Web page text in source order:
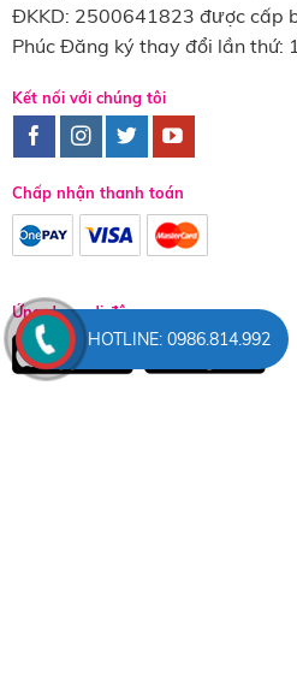
ĐKKD: 2500641823 được cấp
Phúc Đăng ký thay đổi lần thứ:
Kết nối với chúng tôi
Chấp nhận thanh toán
Ứng dụng di động
HOTLINE: 0986.814.992